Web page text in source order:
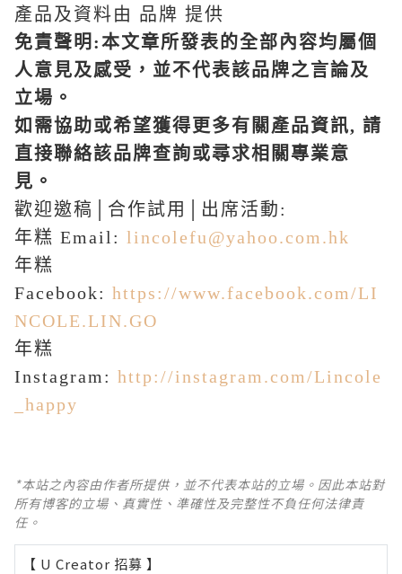
產品及資料由 品牌 提供
免責聲明 :本文章所發表的全部內容均屬個
人意見及感受，並不代表該品牌之言論及
立場。
如需協助或希望獲得更多有關產品資訊, 請
直接聯絡該品牌查詢或尋求相關專業意
見。
歡迎邀稿
合作試用 出席活動:
年糕 Email: lincolefu@yahoo.com.hk
年糕
Facebook: https://www.facebook.com/LI
NCOLE.LIN.GO
年糕
Instagram: http://instagram.com/Lincole
_happy
*本站之內容由作者所提供，並不代表本站的立場。因此本站對
所有博客的立場、真實性、準確性及完整性不負任何法律責
任。
【 U Creator 招募 】